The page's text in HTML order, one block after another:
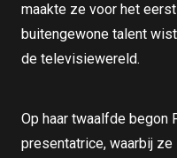
maakte ze voor het
buitengewone talent
de televisiewereld.
Op haar twaalfde begon
presentatrice, waarbij